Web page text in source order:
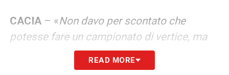
CACIA – «Non davo per scontato che
potesse fare un campionato di vertice, ma
ha le carte in regola per poter disputare
ancora una stagione da protagonista. I
READ MORE